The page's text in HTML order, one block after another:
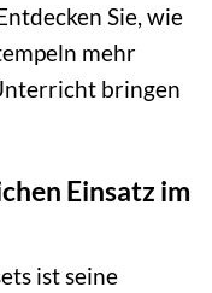
Sie, wie
mehr
bringen
Einsatz im
ist seine